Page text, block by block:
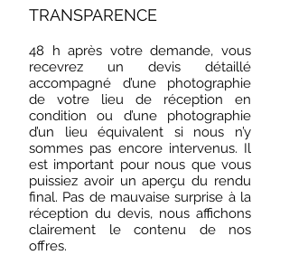
TRANSPARENCE
48 h après votre demande, vous
recevrez un devis détaillé
accompagné d’une photographie
de votre lieu de réception en
condition ou d’une photographie
d’un lieu équivalent si nous n’y
sommes pas encore intervenus. Il
est important pour nous que vous
puissiez avoir un aperçu du rendu
final. Pas de mauvaise surprise à la
réception du devis, nous affichons
clairement le contenu de nos
offres.